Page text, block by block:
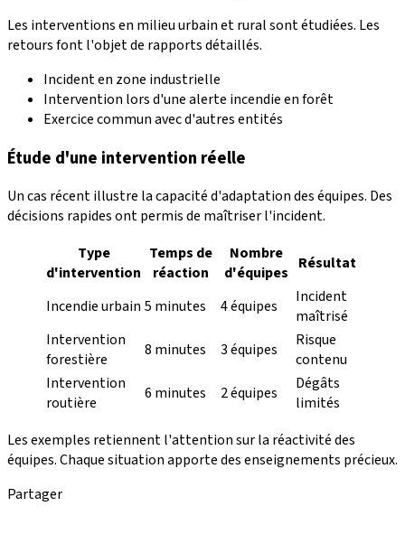
Les interventions en milieu urbain et rural sont étudiées. Les
retours font l'objet de rapports détaillés.
Incident en zone industrielle
Intervention lors d'une alerte incendie en forêt
Exercice commun avec d'autres entités
Étude d'une intervention réelle
Un cas récent illustre la capacité d'adaptation des équipes. Des
décisions rapides ont permis de maîtriser l'incident.
Type
d'intervention
Temps de
réaction
Nombre
d'équipes Résultat
Incendie urbain 5 minutes 4 équipes
Incident
maîtrisé
Intervention
forestière
8 minutes 3 équipes
Risque
contenu
Intervention
routière
6 minutes 2 équipes
Dégâts
limités
Les exemples retiennent l'attention sur la réactivité des
équipes. Chaque situation apporte des enseignements précieux.
Partager